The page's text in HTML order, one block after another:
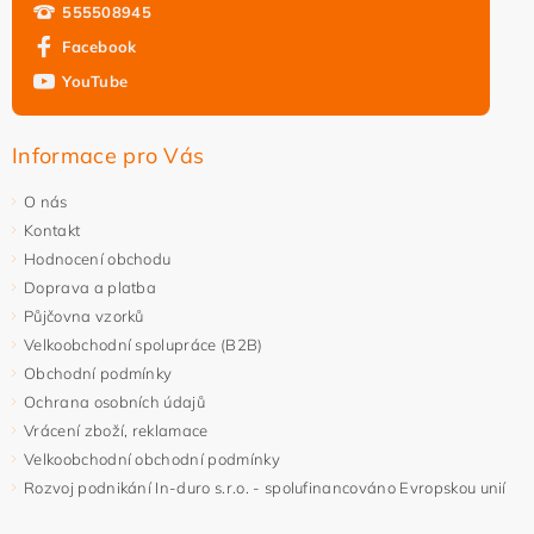
555508945
Facebook
YouTube
Informace pro Vás
O nás
Kontakt
Hodnocení obchodu
Doprava a platba
Půjčovna vzorků
Velkoobchodní spolupráce (B2B)
Obchodní podmínky
Ochrana osobních údajů
Vrácení zboží, reklamace
Velkoobchodní obchodní podmínky
Rozvoj podnikání In-duro s.r.o. - spolufinancováno Evropskou unií